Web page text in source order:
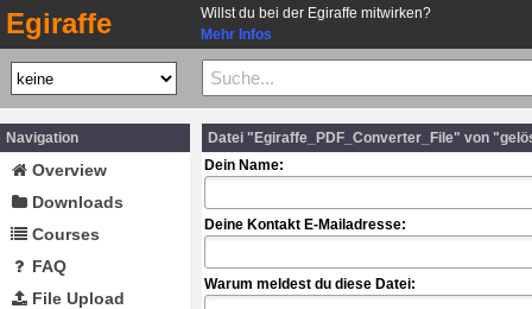
Egiraffe
Willst du bei der Egiraffe mitwirken?
Mehr Infos
Navigation
Overview
Downloads
Courses
FAQ
File Upload
Datei "Egiraffe_PDF_Converter_File" von
Dein Name:
Deine Kontakt E-Mailadresse:
Warum meldest du diese Datei: